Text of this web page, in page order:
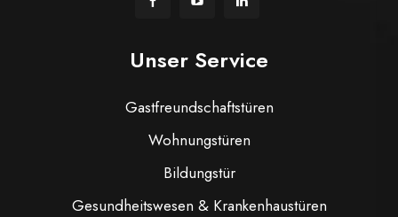
Unser Service
Gastfreundschaftstüren
Wohnungstüren
Bildungstür
Gesundheitswesen & Krankenhaustüren